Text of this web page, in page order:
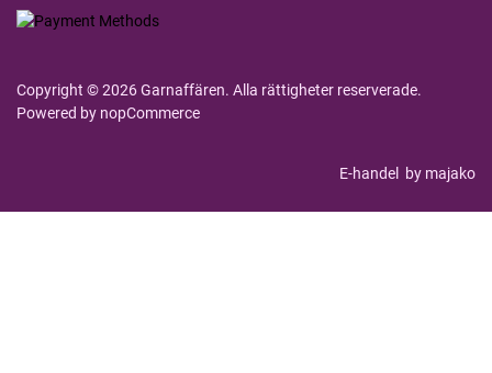
Copyright © 2026 Garnaffären. Alla rättigheter reserverade.
Powered by nopCommerce
E-handel by majako